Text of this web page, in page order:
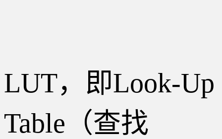
LUT，即Look-Up
Table（查找